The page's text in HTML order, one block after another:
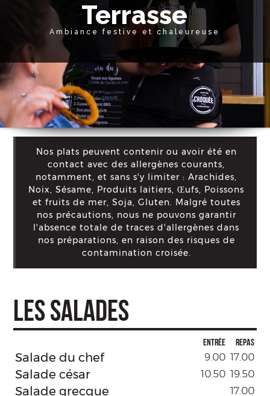
Terrasse
Ambiance festive et chaleureuse
Nos plats peuvent contenir ou avoir été en
contact avec des allergènes courants,
notamment, et sans s'y limiter : Arachides,
Noix, Sésame, Produits laitiers, Œufs, Poissons
et fruits de mer, Soja, Gluten. Malgré toutes
nos précautions, nous ne pouvons garantir
l'absence totale de traces d'allergènes dans
nos préparations, en raison des risques de
contamination croisée.
LES SALADES
Entrée Repas
Salade du chef 9.00 17.00
Salade césar 10.50 19.50
Salade grecque 17.00